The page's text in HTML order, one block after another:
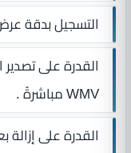
التسجيل بدقة
القدرة على
WMV مباشرةً .
القدرة على